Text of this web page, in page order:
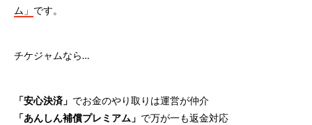
ム」 です。
チケジャムなら…
「安心決済」 でお金のやり取りは運営が仲介
「あんしん補償プレミアム」 で万が一も返金対応